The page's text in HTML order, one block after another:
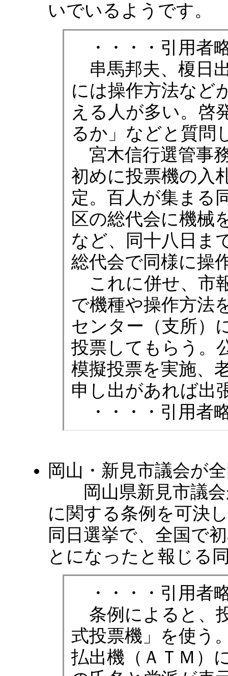
いでいるようです。
・・・・引用者
串馬邦夫、榎日
には操作方法など
える人が多い。啓
るか」などと質問
宮木信行選管事
初めに投票機の入
定。百人が集まる
区の総代会に機械
など、同十八日ま
総代会で同様に操
これに併せ、市
で機種や操作方法
センター（支所）
投票してもらう。
模擬投票を実施、
申し出があれば出
・・・・引用者
岡山・新見市議会が
岡山県新見市議会
に関する条例を可決
同日選挙で、全国で
とになったと報じる
・・・・引用者
条例によると、
式投票機」を使う
払出機（ＡＴＭ）